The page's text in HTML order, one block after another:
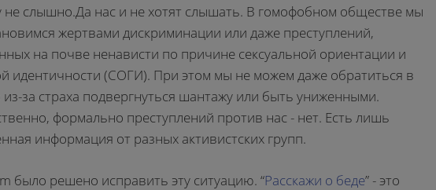
не слышно.Да нас и не хотят слышать. В гомофобном обществе мы
жертвами дискриминации или даже преступлений,
на почве ненависти по причине сексуальной ориентации и
идентичности (СОГИ). При этом мы не можем даже обратиться в
за страха подвергнуться шантажу или быть униженными.
формально преступлений против нас - нет. Есть лишь
информация от разных активистских групп.
было решено исправить эту ситуацию. “Расскажи о беде” - это